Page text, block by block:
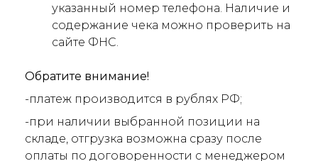
указанный номер телефона. Наличие и
содержание чека можно проверить на
сайте ФНС.
Обратите внимание!
-платеж производится в рублях РФ;
-при наличии выбранной позиции на
складе, отгрузка возможна сразу после
оплаты по договоренности с менеджером